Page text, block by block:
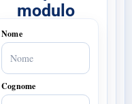
modulo
Nome
Cognome